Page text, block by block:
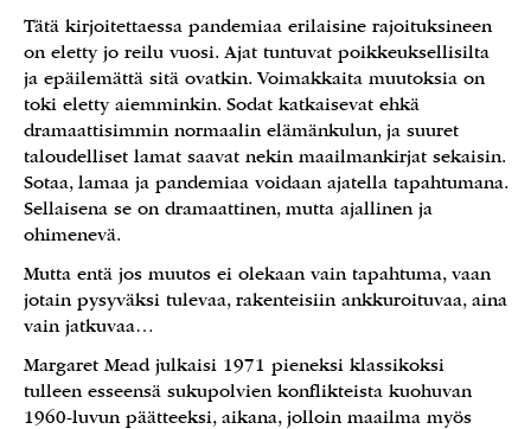
Tätä kirjoitettaessa pandemiaa erilaisine rajoituksineen
on eletty jo reilu vuosi. Ajat tuntuvat poikkeuksellisilta
ja epäilemättä sitä ovatkin. Voimakkaita muutoksia on
toki eletty aiemminkin. Sodat katkaisevat ehkä
dramaattisimmin normaalin elämänkulun, ja suuret
taloudelliset lamat saavat nekin maailmankirjat sekaisin.
Sotaa, lamaa ja pandemiaa voidaan ajatella tapahtumana.
Sellaisena se on dramaattinen, mutta ajallinen ja
ohimenevä.
Mutta entä jos muutos ei olekaan vain tapahtuma, vaan
jotain pysyväksi tulevaa, rakenteisiin ankkuroituvaa, aina
vain jatkuvaa…
Margaret Mead julkaisi 1971 pieneksi klassikoksi
tulleen esseensä sukupolvien konflikteista kuohuvan
1960-luvun päätteeksi, aikana, jolloin maailma myös